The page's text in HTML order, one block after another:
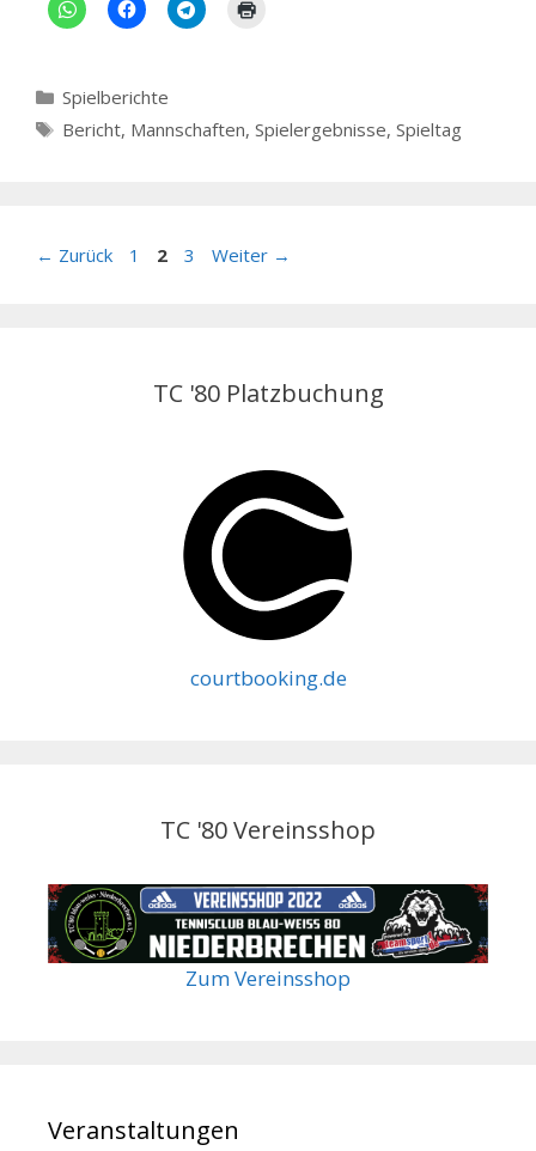
Kategorien
Spielberichte
Schlagwörter
Bericht, Mannschaften, Spielergebnisse, Spieltag
← Zurück Seite
1 Seite
2 Seite
3 Weiter →
TC '80 Platzbuchung
courtbooking.de
TC '80 Vereinsshop
Zum Vereinsshop
Veranstaltungen